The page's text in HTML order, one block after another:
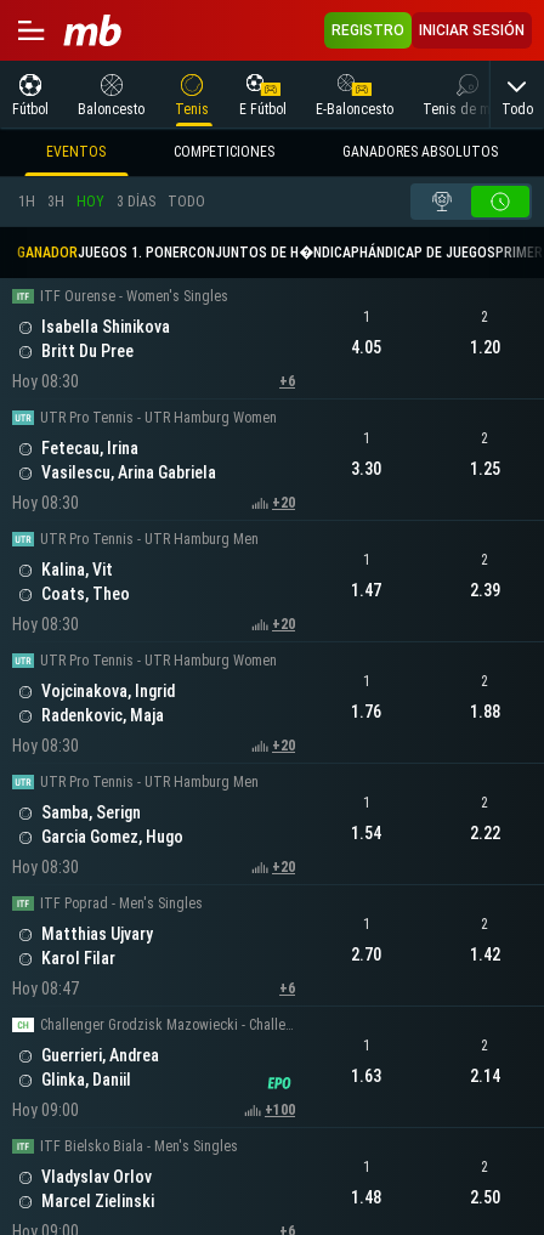
REGISTRO INICIAR SESIÓN
Fútbol Baloncesto Tenis E Fútbol E-Baloncesto Tenis de mesaTodo
EVENTOS COMPETICIONES GANADORES ABSOLUTOS
1H 3H HOY 3 DÍAS TODO
GANADORJUEGOS 1. PONERCONJUNTOS DE H�NDICAP HÁNDICAP DE JUEGOS
ITF Ourense - Women's Singles
Isabella Shinikova
Britt Du Pree
Hoy 08:30
+6
1
4.05
2
1.20
UTR Pro Tennis - UTR Hamburg Women
Fetecau, Irina
Vasilescu, Arina Gabriela
Hoy 08:30
+20
1
3.30
2
1.25
UTR Pro Tennis - UTR Hamburg Men
Kalina, Vit
Coats, Theo
Hoy 08:30
+20
1
1.47
2
2.39
UTR Pro Tennis - UTR Hamburg Women
Vojcinakova, Ingrid
Radenkovic, Maja
Hoy 08:30
+20
1
1.76
2
1.88
UTR Pro Tennis - UTR Hamburg Men
Samba, Serign
Garcia Gomez, Hugo
Hoy 08:30
+20
1
1.54
2
2.22
ITF Poprad - Men's Singles
Matthias Ujvary
Karol Filar
Hoy 08:47
+6
1
2.70
2
1.42
Challenger Grodzisk Mazowiecki - Challenger Men's Singles
Guerrieri, Andrea
Glinka, Daniil
Hoy 09:00
+100
1
1.63
2
2.14
ITF Bielsko Biala - Men's Singles
Vladyslav Orlov
Marcel Zielinski
+6
1
1.48
2
2.50